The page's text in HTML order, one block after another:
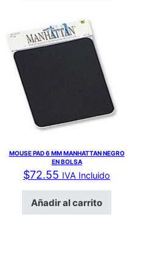
MOUSE PAD 6 MM MANHATTAN NEGRO
EN BOLSA
$72.55 IVA Incluido
Añadir al carrito